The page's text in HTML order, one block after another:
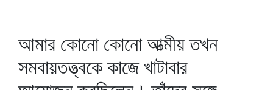
আমার কোনো কোনো আত্মীয় তখন
সমবায়তত্ত্বকে কাজে খাটাবার